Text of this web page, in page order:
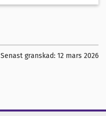
Senast granskad: 12 mars 2026